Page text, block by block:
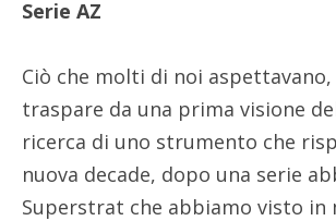
Serie AZ
Ciò che molti di noi
traspare da una prima visione
ricerca di uno strumento che
nuova decade, dopo una serie
Superstrat che abbiamo visto